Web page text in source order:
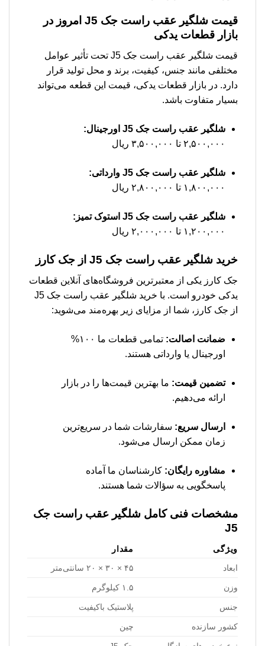
قیمت شلگیر عقب راست جک J5 امروز در
بازار قطعات یدکی
قیمت شلگیر عقب راست جک J5 تحت تأثیر عوامل
مختلفی مانند جنس، کیفیت، برند و محل تولید قرار
دارد. در بازار قطعات یدکی، قیمت این قطعه می‌تواند
بسیار متفاوت باشد.
شلگیر عقب راست جک J5 اورجینال:
۲,۵۰۰,۰۰۰ تا ۳,۵۰۰,۰۰۰ ریال
شلگیر عقب راست جک J5 وارداتی:
۱,۸۰۰,۰۰۰ تا ۲,۸۰۰,۰۰۰ ریال
شلگیر عقب راست جک J5 استوک تمیز:
۱,۲۰۰,۰۰۰ تا ۲,۰۰۰,۰۰۰ ریال
خرید شلگیر عقب راست جک J5 از جک کارز
جک کارز یکی از معتبرترین فروشگاه‌های آنلاین قطعات
یدکی خودرو است. با خرید شلگیر عقب راست جک J5
از جک کارز، شما از مزایای زیر بهره‌مند می‌شوید:
ضمانت اصالت:
تمامی قطعات ما ۱۰۰%
اورجینال یا وارداتی هستند.
تضمین قیمت: ما بهترین قیمت‌ها را در بازار
ارائه می‌دهیم.
ارسال سریع: سفارشات شما در سریع‌ترین
زمان ممکن ارسال می‌شود.
مشاوره رایگان: کارشناسان ما آماده
پاسخگویی به سؤالات شما هستند.
مشخصات فنی کامل شلگیر عقب راست جک
J5
ویژگی
مقدار
ابعاد
۴۵ × ۳۰ × ۲۰ سانتی‌متر
وزن ۱.۵ کیلوگرم
جنس پلاستیک باکیفیت
کشور سازنده چین